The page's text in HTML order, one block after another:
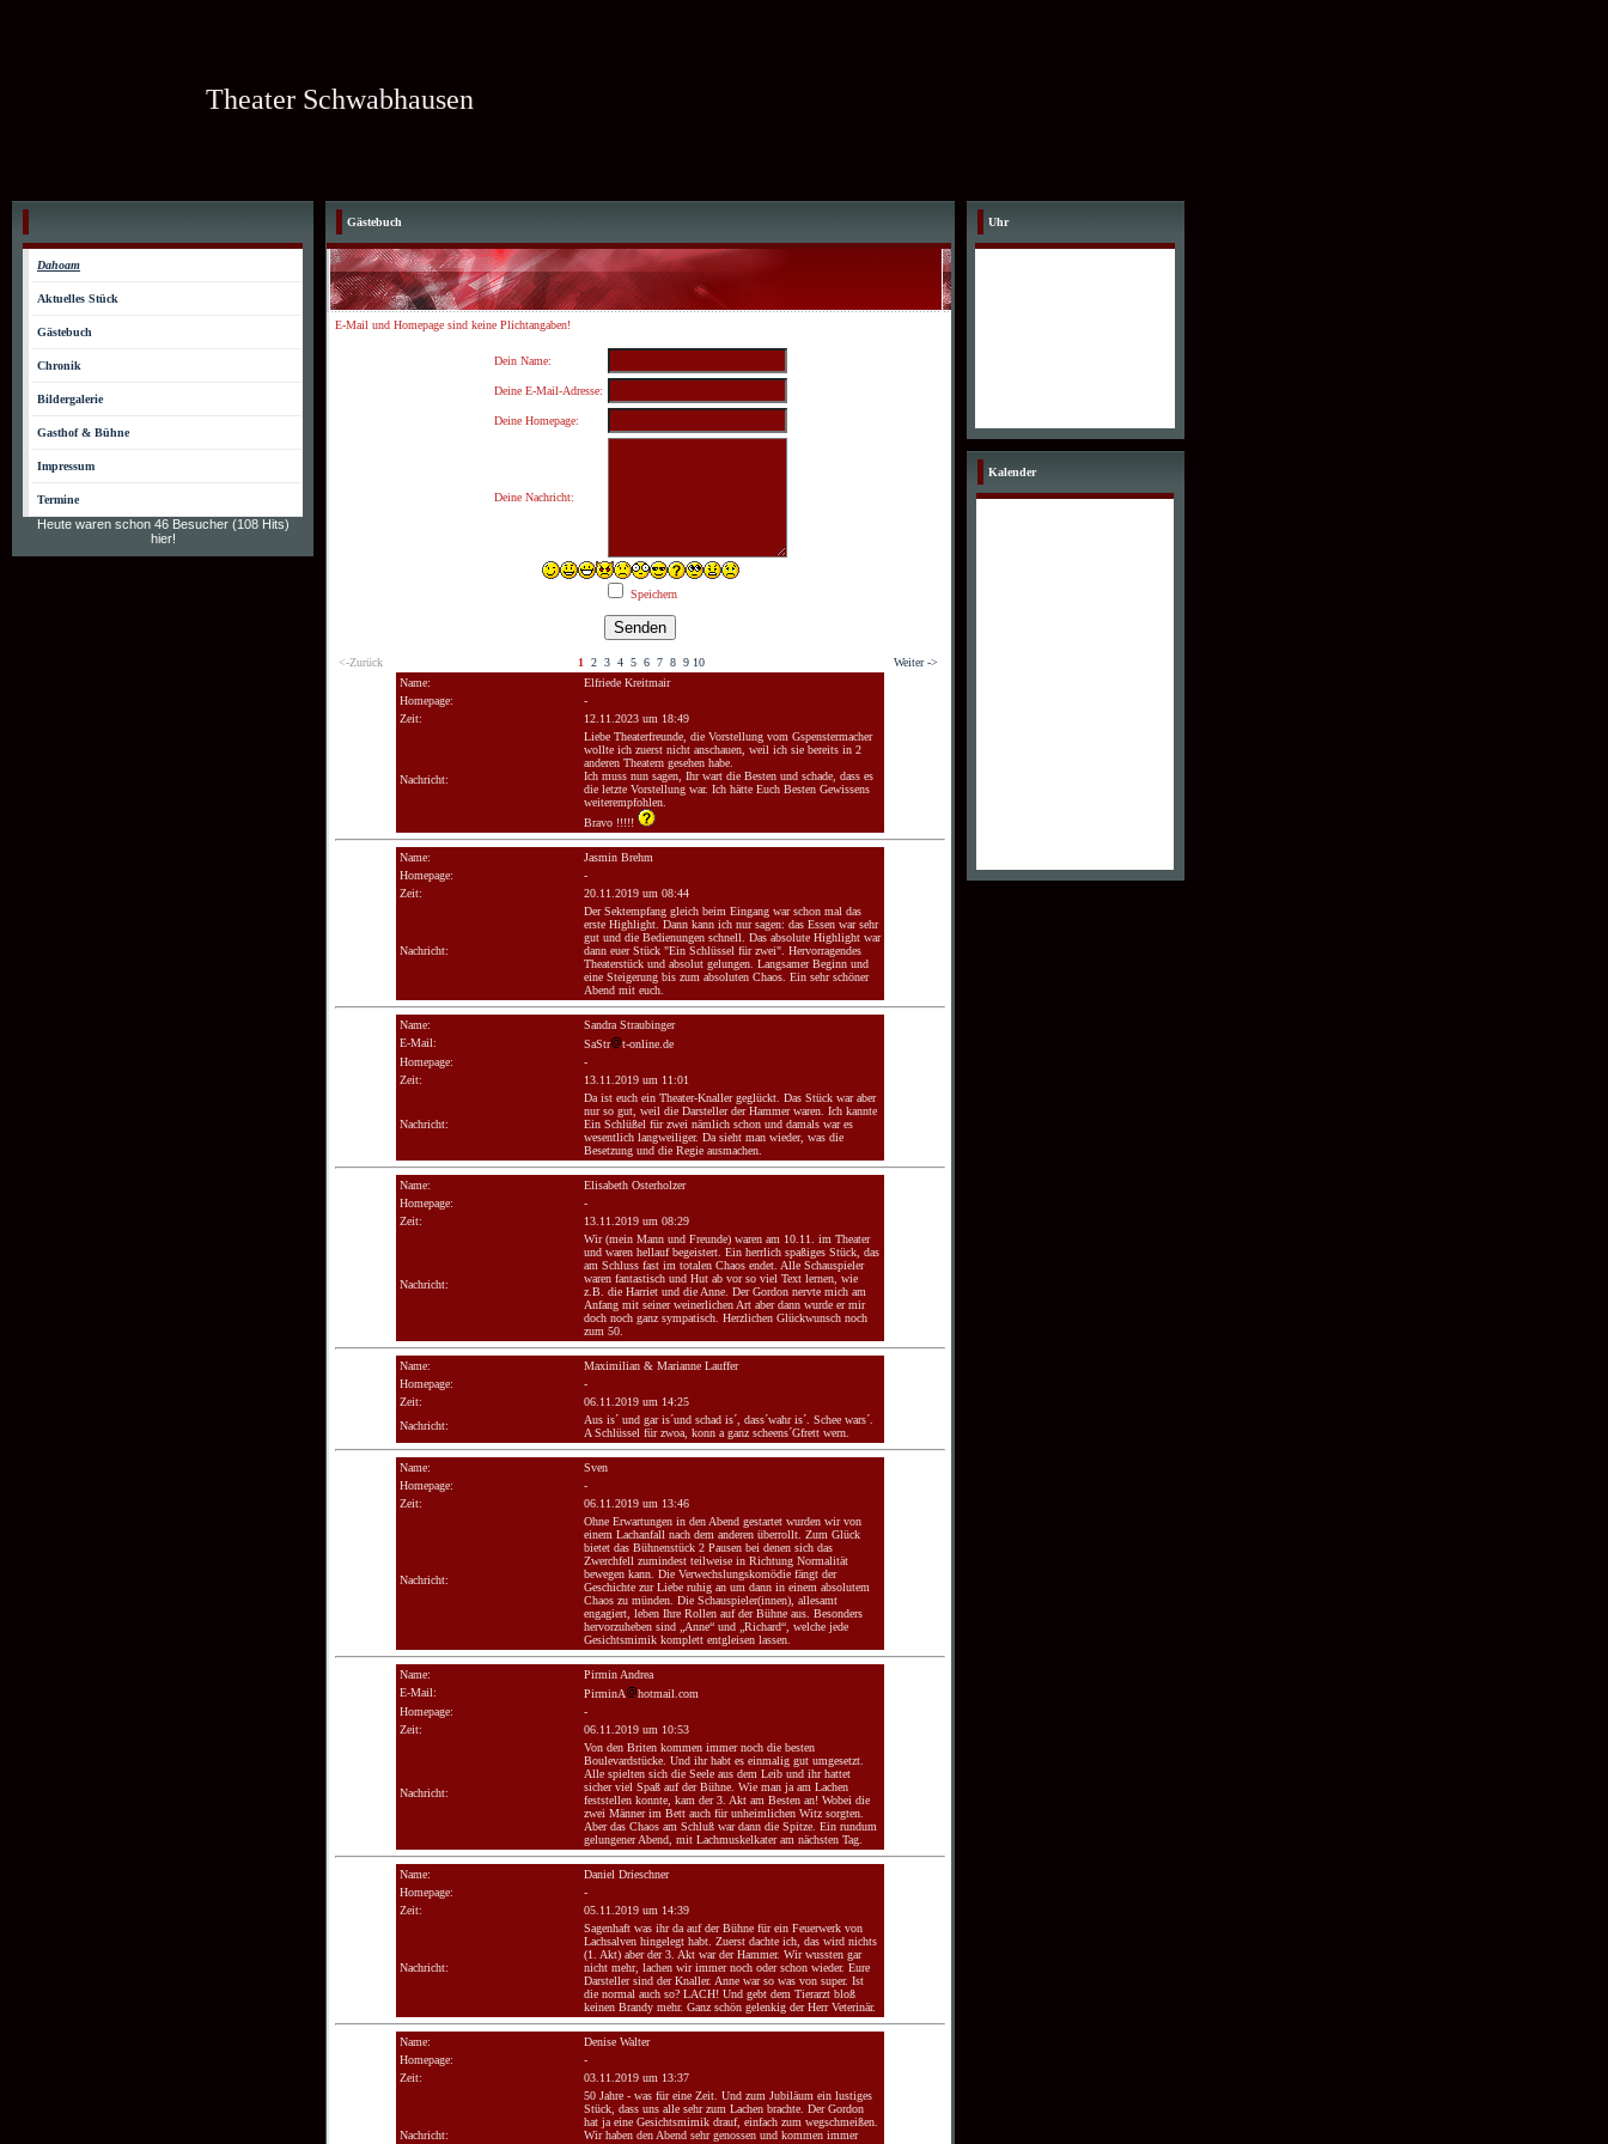
Theater Schwabhausen
Dahoam
Aktuelles Stück
Gästebuch
Chronik
Bildergalerie
Gasthof & Bühne
Impressum
Termine
Heute waren schon 46 Besucher (108 Hits)
hier!
Gästebuch
E-Mail und Homepage sind keine Plichtangaben!
Dein Name:
Deine E-Mail-Adresse:
Deine Homepage:
Deine Nachricht:
Speichern
<-Zurück 1 2 3 4 5 6 7 8 9 10
Weiter ->
Name:
Elfriede Kreitmair
Homepage:
-
Zeit:
12.11.2023 um 18:49
Nachricht:
Liebe Theaterfreunde, die Vorstellung vom Gspenstermacher
wollte ich zuerst nicht anschauen, weil ich sie bereits in 2
anderen Theatern gesehen habe.
Ich muss nun sagen, Ihr wart die Besten und schade, dass es
die letzte Vorstellung war. Ich hätte Euch Besten Gewissens
weiterempfohlen.
Bravo !!!!!
Name:
Jasmin Brehm
Homepage:
-
Zeit:
20.11.2019 um 08:44
Nachricht:
Der Sektempfang gleich beim Eingang war schon mal das
erste Highlight. Dann kann ich nur sagen: das Essen war sehr
gut und die Bedienungen schnell. Das absolute Highlight war
dann euer Stück "Ein Schlüssel für zwei". Hervorragendes
Theaterstück und absolut gelungen. Langsamer Beginn und
eine Steigerung bis zum absoluten Chaos. Ein sehr schöner
Abend mit euch.
Name:
Sandra Straubinger
E-Mail:
SaStr
t-online.de
Homepage:
-
Zeit:
13.11.2019 um 11:01
Nachricht:
Da ist euch ein Theater-Knaller geglückt. Das Stück war aber
nur so gut, weil die Darsteller der Hammer waren. Ich kannte
Ein Schlüßel für zwei nämlich schon und damals war es
wesentlich langweiliger. Da sieht man wieder, was die
Besetzung und die Regie ausmachen.
Name:
Elisabeth Osterholzer
Homepage:
-
Zeit:
13.11.2019 um 08:29
Nachricht:
Wir (mein Mann und Freunde) waren am 10.11. im Theater
und waren hellauf begeistert. Ein herrlich spaßiges Stück, das
am Schluss fast im totalen Chaos endet. Alle Schauspieler
waren fantastisch und Hut ab vor so viel Text lernen, wie
z.B. die Harriet und die Anne. Der Gordon nervte mich am
Anfang mit seiner weinerlichen Art aber dann wurde er mir
doch noch ganz sympatisch. Herzlichen Glückwunsch noch
zum 50.
Name:
Maximilian & Marianne Lauffer
Homepage:
-
Zeit:
06.11.2019 um 14:25
Nachricht:
Aus is´ und gar is´und schad is´, dass´wahr is´. Schee wars´.
A Schlüssel für zwoa, konn a ganz scheens´Gfrett wern.
Name:
Sven
Homepage:
-
Zeit:
06.11.2019 um 13:46
Nachricht:
Ohne Erwartungen in den Abend gestartet wurden wir von
einem Lachanfall nach dem anderen überrollt. Zum Glück
bietet das Bühnenstück 2 Pausen bei denen sich das
Zwerchfell zumindest teilweise in Richtung Normalität
bewegen kann. Die Verwechslungskomödie fängt der
Geschichte zur Liebe ruhig an um dann in einem absolutem
Chaos zu münden. Die Schauspieler(innen), allesamt
engagiert, leben Ihre Rollen auf der Bühne aus. Besonders
hervorzuheben sind „Anne“ und „Richard“, welche jede
Gesichtsmimik komplett entgleisen lassen.
Name:
Pirmin Andrea
E-Mail:
PirminA
hotmail.com
Homepage:
-
Zeit:
06.11.2019 um 10:53
Nachricht:
Von den Briten kommen immer noch die besten
Boulevardstücke. Und ihr habt es einmalig gut umgesetzt.
Alle spielten sich die Seele aus dem Leib und ihr hattet
sicher viel Spaß auf der Bühne. Wie man ja am Lachen
feststellen konnte, kam der 3. Akt am Besten an! Wobei die
zwei Männer im Bett auch für unheimlichen Witz sorgten.
Aber das Chaos am Schluß war dann die Spitze. Ein rundum
gelungener Abend, mit Lachmuskelkater am nächsten Tag.
Name:
Daniel Drieschner
Homepage:
-
Zeit:
05.11.2019 um 14:39
Nachricht:
Sagenhaft was ihr da auf der Bühne für ein Feuerwerk von
Lachsalven hingelegt habt. Zuerst dachte ich, das wird nichts
(1. Akt) aber der 3. Akt war der Hammer. Wir wussten gar
nicht mehr, lachen wir immer noch oder schon wieder. Eure
Darsteller sind der Knaller. Anne war so was von super. Ist
die normal auch so? LACH! Und gebt dem Tierarzt bloß
keinen Brandy mehr. Ganz schön gelenkig der Herr Veterinär.
Name:
Denise Walter
Homepage:
-
Zeit:
03.11.2019 um 13:37
Nachricht:
50 Jahre - was für eine Zeit. Und zum Jubiläum ein lustiges
Stück, dass uns alle sehr zum Lachen brachte. Der Gordon
hat ja eine Gesichtsmimik drauf, einfach zum wegschmeißen.
Wir haben den Abend sehr genossen und kommen immer
Uhr
Kalender